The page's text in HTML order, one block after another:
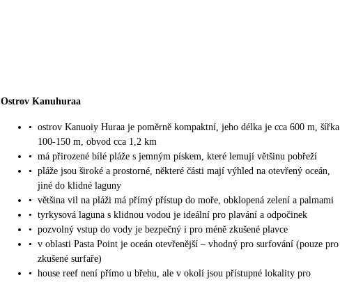
Ostrov Kanuhuraa
• ostrov Kanuoiy Huraa je poměrně kompaktní, jeho délka je cca 600 m, šířka
100-150 m, obvod cca 1,2 km
• má přirozené bílé pláže s jemným pískem, které lemují většinu pobřeží
• pláže jsou široké a prostorné, některé části mají výhled na otevřený oceán,
jiné do klidné laguny
• většina vil na pláži má přímý přístup do moře, obklopená zelení a palmami
• tyrkysová laguna s klidnou vodou je ideální pro plavání a odpočinek
• pozvolný vstup do vody je bezpečný i pro méně zkušené plavce
• v oblasti Pasta Point je oceán otevřenější – vhodný pro surfování (pouze pro
zkušené surfaře)
• house reef není přímo u břehu, ale v okolí jsou přístupné lokality pro